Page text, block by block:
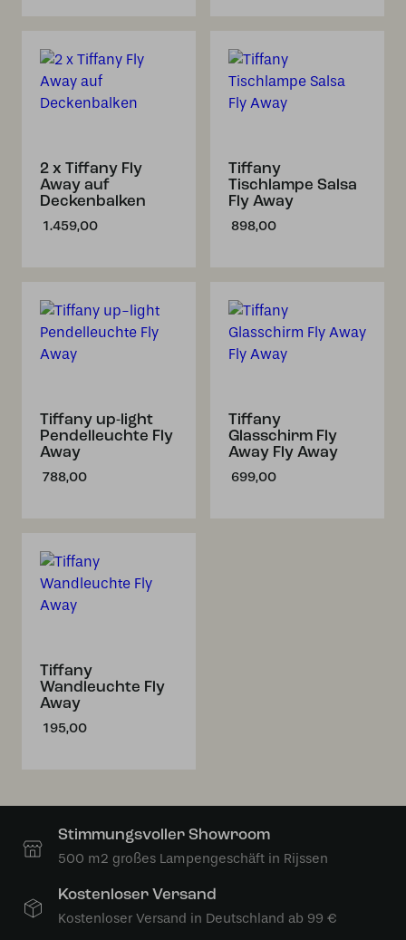
2 x Tiffany Fly
Away auf
Deckenbalken
1.459,00
Tiffany
Tischlampe Salsa
Fly Away
898,00
Tiffany up-light
Pendelleuchte Fly
Away
788,00
Tiffany
Glasschirm Fly
Away Fly Away
699,00
Tiffany
Wandleuchte Fly
Away
195,00
Stimmungsvoller Showroom
500 m2 großes Lampengeschäft in Rijssen
Kostenloser Versand
Kostenloser Versand in Deutschland ab 99 €